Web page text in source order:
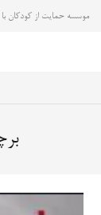
موسسه حمایت از کودکان